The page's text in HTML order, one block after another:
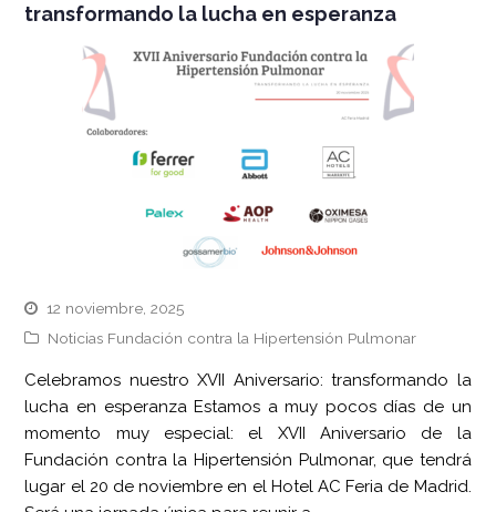
transformando la lucha en esperanza
12 noviembre, 2025
Noticias Fundación contra la Hipertensión Pulmonar
Celebramos nuestro XVII Aniversario: transformando la
lucha en esperanza Estamos a muy pocos días de un
momento muy especial: el XVII Aniversario de la
Fundación contra la Hipertensión Pulmonar, que tendrá
lugar el 20 de noviembre en el Hotel AC Feria de Madrid.